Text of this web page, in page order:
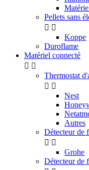
Pellets sans
 
Koppe
Duroflame
Matériel connecté
 
Thermostat
 
Nest
Autres
Détecteur de
 
Grohe
Détecteur de